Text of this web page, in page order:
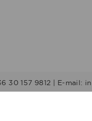
30 157 9812 | E-mail: